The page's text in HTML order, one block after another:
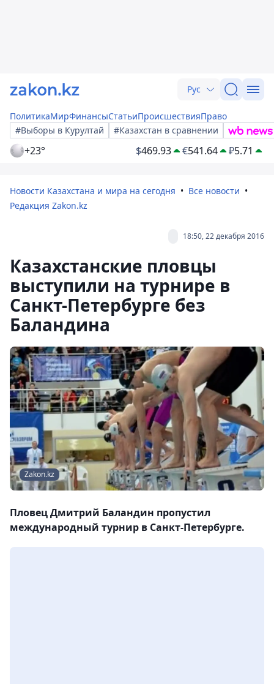
Рус
ПолитикаМирФинансыСтатьиПроисшествияПраво
#Выборы в Курултай
#Казахстан в сравнении
+23° $469.93 €541.64 ₽5.71
Новости Казахстана и мира на сегодня
Все новости
Редакция Zakon.kz
18:50, 22 декабря 2016
Казахстанские пловцы
выступили на турнире в
Санкт-Петербурге без
Баландина
Zakon.kz
Пловец Дмитрий Баландин пропустил
международный турнир в Санкт-Петербурге.